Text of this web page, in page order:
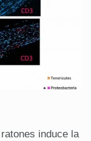
induce la